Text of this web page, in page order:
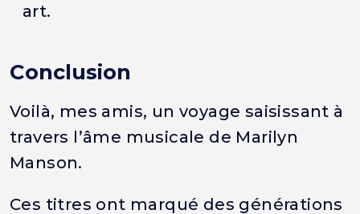
art.
Conclusion
Voilà, mes amis, un voyage saisissant à
travers l’âme musicale de Marilyn
Manson.
Ces titres ont marqué des générations